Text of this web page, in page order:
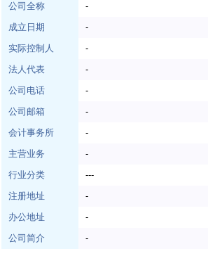
公司全称
-
成立日期
-
实际控制人
-
法人代表
-
公司电话
-
公司邮箱
-
会计事务所
-
主营业务
-
行业分类
---
注册地址
-
办公地址
-
公司简介
-